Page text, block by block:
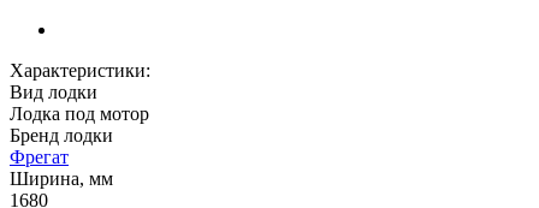
Характеристики:
Вид лодки
Лодка под мотор
Бренд лодки
Фрегат
Ширина, мм
1680